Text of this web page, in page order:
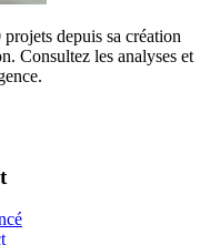
depuis sa création
Consultez les analyses et